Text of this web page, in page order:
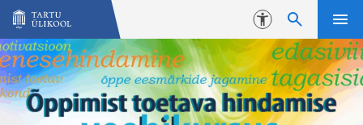
Liigu edasi põhisisu juurde
Juurdepääsetavus